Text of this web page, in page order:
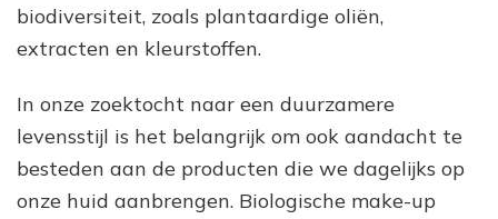
biodiversiteit, zoals plantaardige oliën,
extracten en kleurstoffen.
In onze zoektocht naar een duurzamere
levensstijl is het belangrijk om ook aandacht te
besteden aan de producten die we dagelijks op
onze huid aanbrengen. Biologische make-up